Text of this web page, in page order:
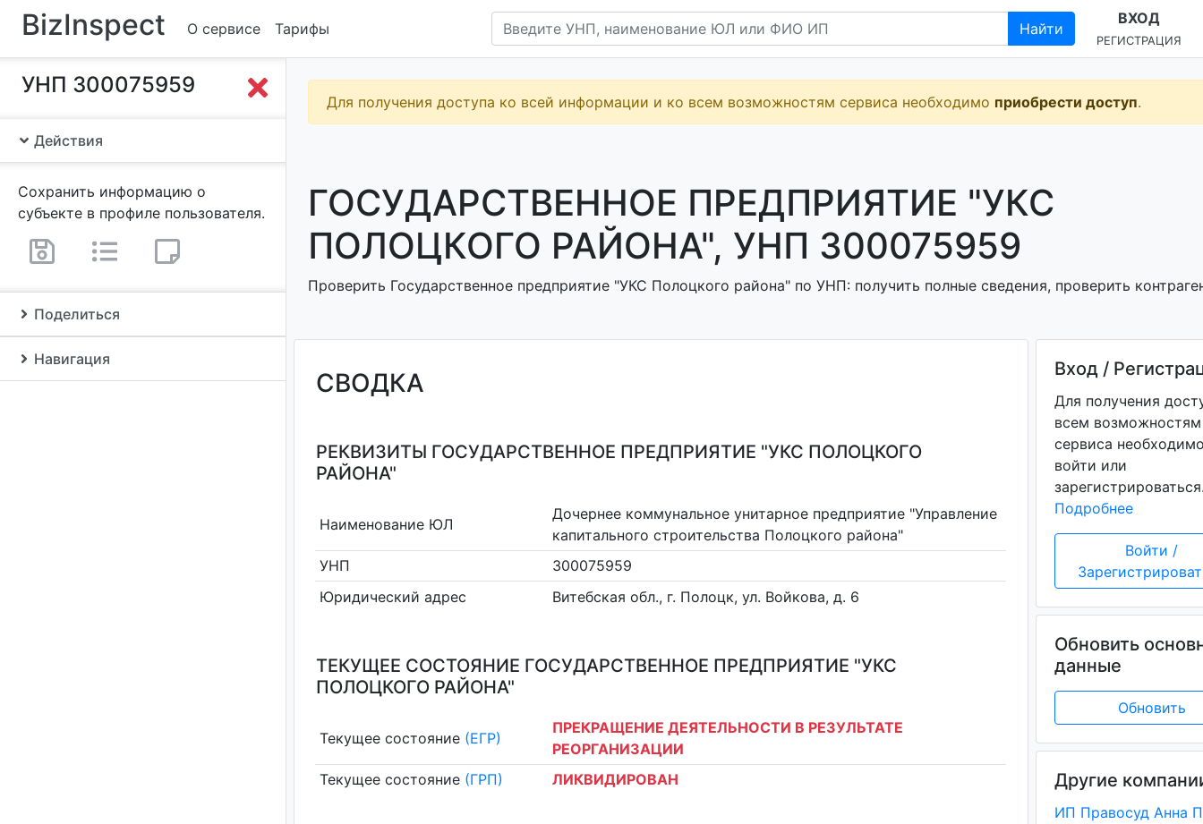
BizInspect О сервисе Тарифы Найти
ВХОД
РЕГИСТРАЦИЯ
УНП 300075959
Действия
Сохранить информацию о
субъекте в профиле пользователя.
Поделиться
Навигация
Для получения доступа ко всей информации и ко всем возможностям сервиса необходимо приобрести доступ.
ГОСУДАРСТВЕННОЕ ПРЕДПРИЯТИЕ "УКС
ПОЛОЦКОГО РАЙОНА", УНП 300075959
Проверить Государственное предприятие "УКС Полоцкого района" по УНП: получить полные сведения, проверить
СВОДКА
РЕКВИЗИТЫ ГОСУДАРСТВЕННОЕ ПРЕДПРИЯТИЕ "УКС ПОЛОЦКОГО
РАЙОНА"
Наименование ЮЛ
Дочернее коммунальное унитарное предприятие "Управление
капитального строительства Полоцкого района"
УНП
300075959
Юридический адрес
Витебская обл., г. Полоцк, ул. Войкова, д. 6
ТЕКУЩЕЕ СОСТОЯНИЕ ГОСУДАРСТВЕННОЕ ПРЕДПРИЯТИЕ "УКС
ПОЛОЦКОГО РАЙОНА"
Текущее состояние (ЕГР)
ПРЕКРАЩЕНИЕ ДЕЯТЕЛЬНОСТИ В РЕЗУЛЬТАТЕ
РЕОРГАНИЗАЦИИ
Текущее состояние (ГРП) ЛИКВИДИРОВАН
Вход /
Для получения
всем возможностям
сервиса
войти или
Подробнее
Войти /
Обновить
данные
Обновить
Другие